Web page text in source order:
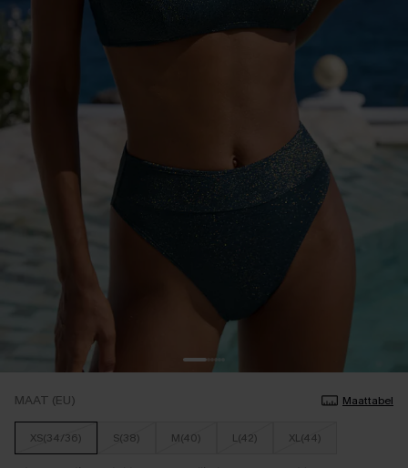
MAAT (EU) Maattabel
XS(34/36) S(38) M(40) L(42) XL(44)